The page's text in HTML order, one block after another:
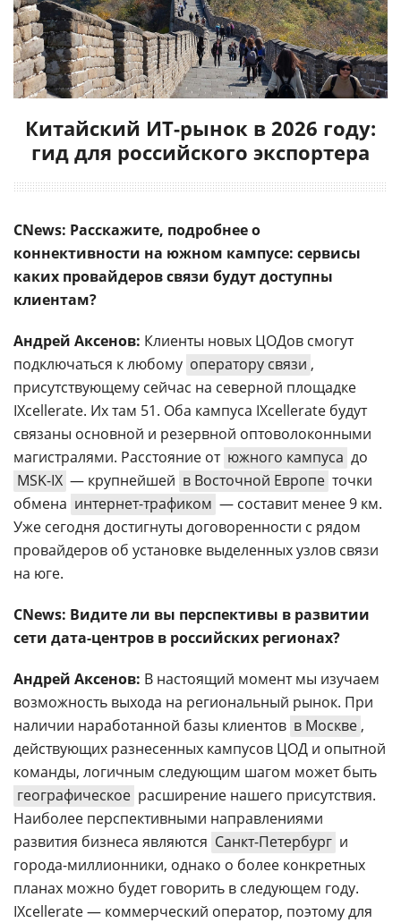
Китайский ИТ-рынок в 2026 году:
гид для российского экспортера
CNews: Расскажите, подробнее о
коннективности на южном кампусе: сервисы
каких провайдеров связи будут доступны
клиентам?
Андрей Аксенов: Клиенты новых ЦОДов смогут
подключаться к любому оператору связи ,
присутствующему сейчас на северной площадке
IXcellerate. Их там 51. Оба кампуса IXcellerate будут
связаны основной и резервной оптоволоконными
магистралями. Расстояние от южного кампуса до
MSK-IX — крупнейшей в Восточной Европе точки
обмена интернет-трафиком — составит менее 9 км.
Уже сегодня достигнуты договоренности с рядом
провайдеров об установке выделенных узлов связи
на юге.
CNews: Видите ли вы перспективы в развитии
сети дата-центров в российских регионах?
Андрей Аксенов: В настоящий момент мы изучаем
возможность выхода на региональный рынок. При
наличии наработанной базы клиентов в Москве ,
действующих разнесенных кампусов ЦОД и опытной
команды, логичным следующим шагом может быть
географическое расширение нашего присутствия.
Наиболее перспективными направлениями
развития бизнеса являются Санкт-Петербург и
города-миллионники, однако о более конкретных
планах можно будет говорить в следующем году.
IXcellerate — коммерческий оператор, поэтому для